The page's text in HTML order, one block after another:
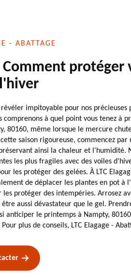
- ABATTAGE
Comment protéger
impitoyable pour nos précieuses
comprenons à quel point vous tenez à
80160, même lorsque le mercure
saison rigoureuse, commencez par
ainsi la chaleur et l'humidité.
les plus fragiles avec des voiles
les protéger des gelées. À LTC
de déplacer les plantes en pot à
les protéger des intempéries. Arrosez
aussi dévastateur que le gel.
anticiper le printemps à Nampty,
plus de conseils, LTC Elagage -